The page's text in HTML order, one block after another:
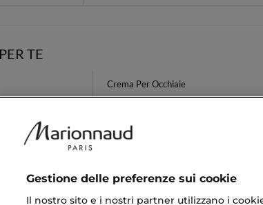
TE
Crema Per Occhiaie
Profumo Yves
Gestione delle preferenze sui cookie
Il nostro sito e i nostri partner utilizzano i